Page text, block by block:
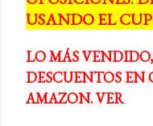
USANDO EL
LO MÁS
DESCUENTOS EN
AMAZON. VER